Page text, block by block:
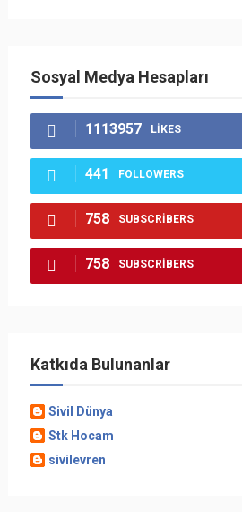
Sosyal Medya Hesapları
1113957 LIKES
441 FOLLOWERS
758 SUBSCRIBERS
758 SUBSCRIBERS
Katkıda Bulunanlar
Sivil Dünya
Stk Hocam
sivilevren